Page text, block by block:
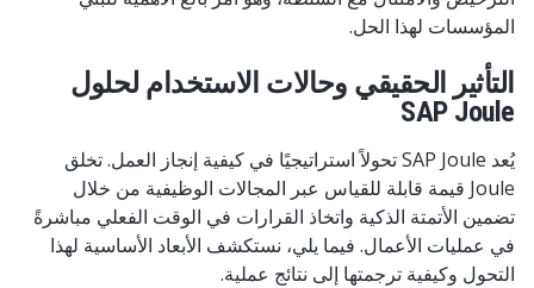
المؤسسات لهذا الحل.
التأثير الحقيقي وحالات الاستخدام لحلول
SAP Joule
يُعد SAP Joule تحولاً استراتيجيًا في كيفية إنجاز العمل. تخلق
Joule قيمة قابلة للقياس عبر المجالات الوظيفية من خلال
تضمين الأتمتة الذكية واتخاذ القرارات في الوقت الفعلي مباشرةً
في عمليات الأعمال. فيما يلي، نستكشف الأبعاد الأساسية لهذا
التحول وكيفية ترجمتها إلى نتائج عملية.